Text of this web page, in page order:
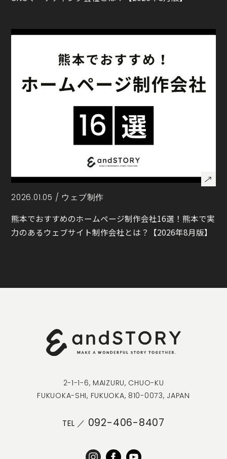
2026.01.05 / ウェブ制作
熊本でおすすめのホームページ制作会社16選！熊本で実
力のあるウェブサイト制作会社とは？【2026年8月版】
2-1-1-6, MAIZURU, CHUO-KU
FUKUOKA-SHI, FUKUOKA, 810-0073, JAPAN
TEL ／ 092-406-8407